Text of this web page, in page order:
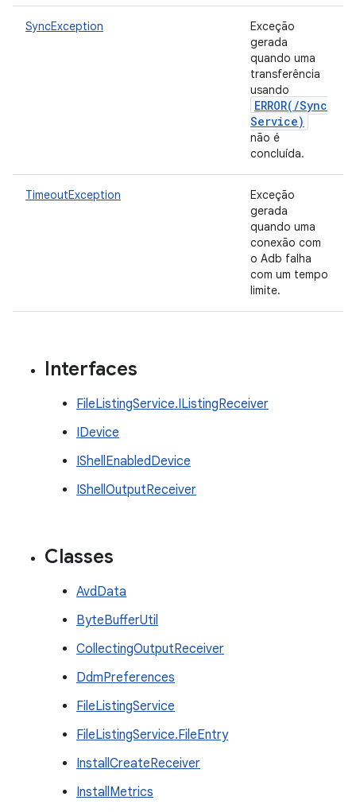
SyncException
Exceção
gerada
quando uma
transferência
usando
ERROR( /Sync
Service)
não é
concluída.
TimeoutException
Exceção
gerada
quando uma
conexão com
o Adb falha
com um tempo
limite.
Interfaces
FileListingService.IListingReceiver
IDevice
IShellEnabledDevice
IShellOutputReceiver
Classes
AvdData
ByteBufferUtil
CollectingOutputReceiver
DdmPreferences
FileListingService
FileListingService.FileEntry
InstallCreateReceiver
InstallMetrics